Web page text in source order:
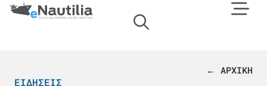
← ΑΡΧΙΚΗ
ΕΙΔΉΣΕΙΣ